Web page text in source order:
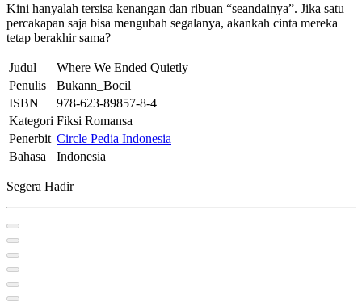
Kini hanyalah tersisa kenangan dan ribuan “seandainya”. Jika satu
percakapan saja bisa mengubah segalanya, akankah cinta mereka
tetap berakhir sama?
Judul
Where We Ended Quietly
Penulis
Bukann_Bocil
ISBN
978-623-89857-8-4
Kategori Fiksi Romansa
Penerbit Circle Pedia Indonesia
Bahasa
Indonesia
Segera Hadir